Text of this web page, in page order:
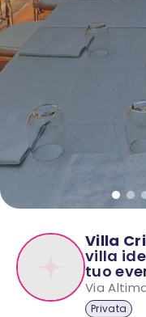
Villa
villa
tuo
Via
Privata